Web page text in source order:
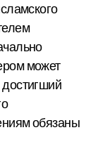
может
обязаны